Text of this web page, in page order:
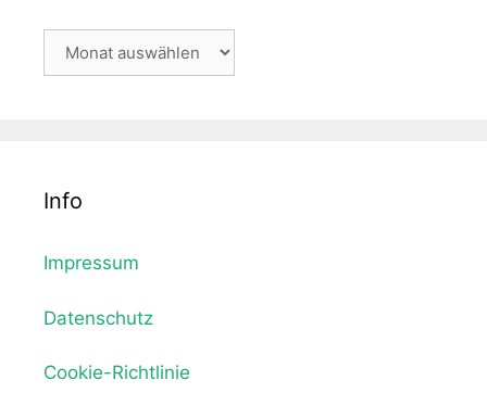
Archiv
Info
Impressum
Datenschutz
Cookie-Richtlinie